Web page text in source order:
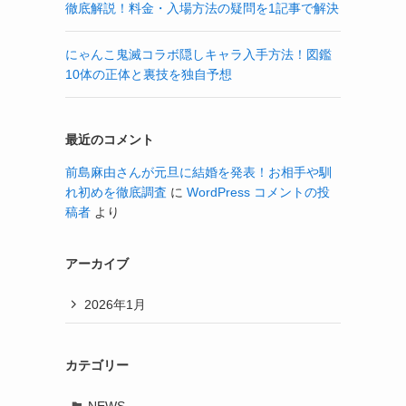
徹底解説！料金・入場方法の疑問を1記事で解決
にゃんこ鬼滅コラボ隠しキャラ入手方法！図鑑
10体の正体と裏技を独自予想
最近のコメント
前島麻由さんが元旦に結婚を発表！お相手や馴
れ初めを徹底調査 に WordPress コメントの投
稿者 より
アーカイブ
2026年1月
カテゴリー